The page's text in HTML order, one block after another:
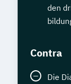
den
Contra
Die